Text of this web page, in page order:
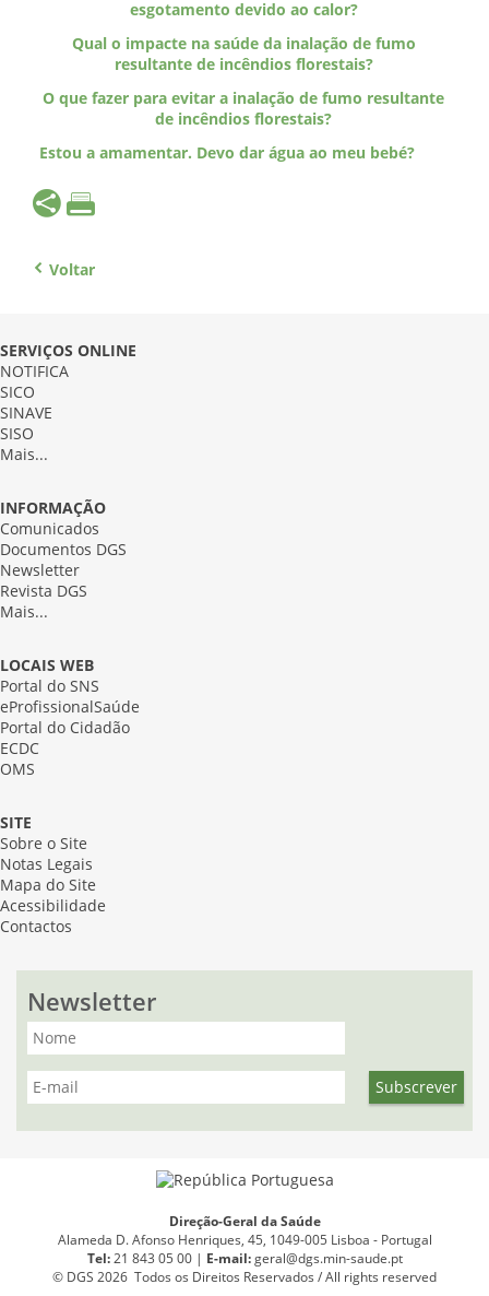
esgotamento devido ao calor?
Qual o impacte na saúde da inalação de fumo
resultante de incêndios florestais?
O que fazer para evitar a inalação de fumo resultante
de incêndios florestais?
Estou a amamentar. Devo dar água ao meu bebé?
Voltar
SERVIÇOS ONLINE
NOTIFICA
SICO
SINAVE
SISO
Mais...
INFORMAÇÃO
Comunicados
Documentos DGS
Newsletter
Revista DGS
Mais...
LOCAIS WEB
Portal do SNS
eProfissionalSaúde
Portal do Cidadão
ECDC
OMS
SITE
Sobre o Site
Notas Legais
Mapa do Site
Acessibilidade
Contactos
Newsletter
Direção-Geral da Saúde
Alameda D. Afonso Henriques, 45, 1049-005 Lisboa - Portugal
Tel:21 843 05 00 | E-mail: geral@dgs.min-saude.pt
© DGS 2026 Todos os Direitos Reservados / All rights reserved